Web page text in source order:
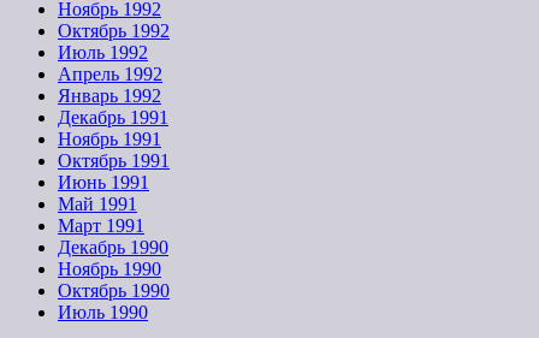
Ноябрь 1992
Октябрь 1992
Июль 1992
Апрель 1992
Январь 1992
Декабрь 1991
Ноябрь 1991
Октябрь 1991
Июнь 1991
Май 1991
Март 1991
Декабрь 1990
Ноябрь 1990
Октябрь 1990
Июль 1990